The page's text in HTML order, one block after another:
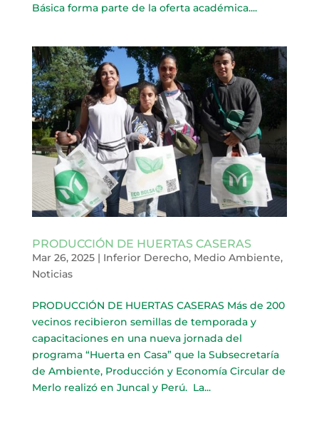
Básica forma parte de la oferta académica....
PRODUCCIÓN DE HUERTAS CASERAS
Mar 26, 2025| Inferior Derecho, Medio Ambiente,
Noticias
PRODUCCIÓN DE HUERTAS CASERAS Más de 200
vecinos recibieron semillas de temporada y
capacitaciones en una nueva jornada del
programa “Huerta en Casa” que la Subsecretaría
de Ambiente, Producción y Economía Circular de
Merlo realizó en Juncal y Perú. La...